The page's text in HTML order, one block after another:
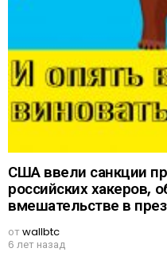
США ввели санкции
российских хакеров,
вмешательстве в
отwallbtc
6 лет назад